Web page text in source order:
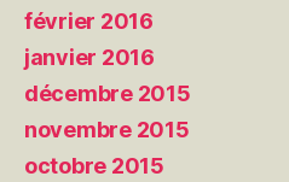
février 2016
janvier 2016
décembre 2015
novembre 2015
octobre 2015